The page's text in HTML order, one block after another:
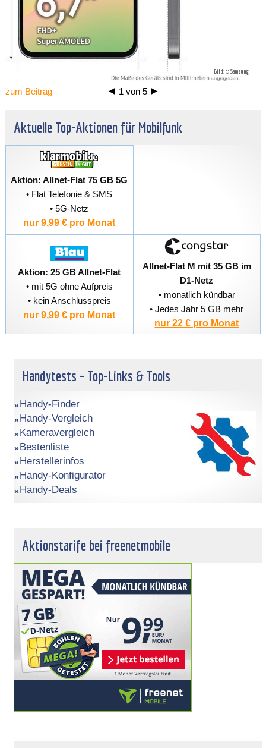
Bild: © Samsung
zum Beitrag 1 von5
Aktuelle Top-Aktionen für Mobilfunk
Aktion: Allnet-Flat 75 GB 5G
• Flat Telefonie & SMS
• 5G-Netz
nur 9,99 € pro Monat
Aktion: 25 GB Allnet-Flat
• mit 5G ohne Aufpreis
• kein Anschlusspreis
nur 9,99 € pro Monat
Allnet-Flat M mit 35 GB im
D1-Netz
• monatlich kündbar
• Jedes Jahr 5 GB mehr
nur 22 € pro Monat
Handytests - Top-Links & Tools
Handy-Finder
Handy-Vergleich
Kameravergleich
Bestenliste
Herstellerinfos
Handy-Konfigurator
Handy-Deals
Aktionstarife bei freenetmobile